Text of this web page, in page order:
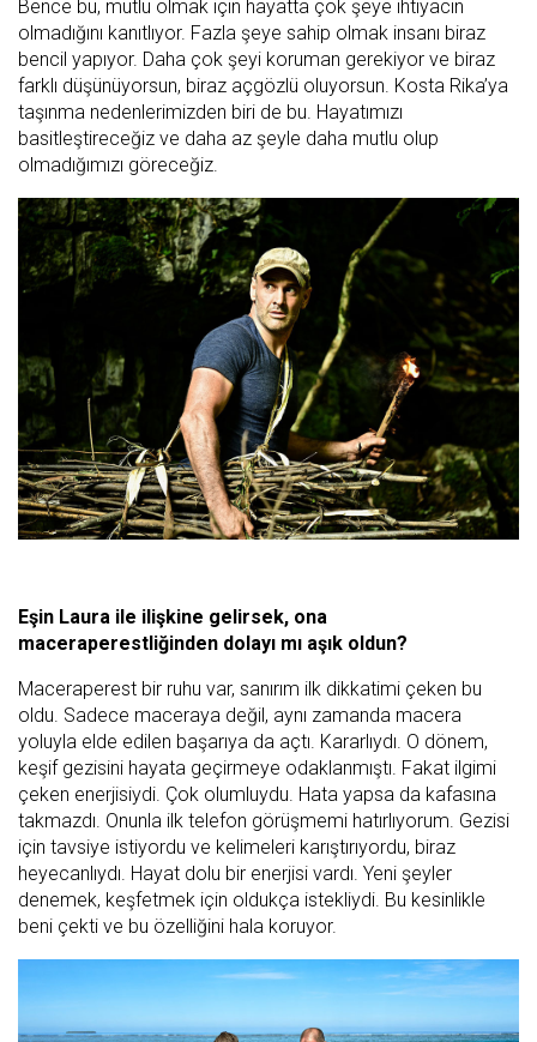
Bence bu, mutlu olmak için hayatta çok şeye ihtiyacın
olmadığını kanıtlıyor. Fazla şeye sahip olmak insanı biraz
bencil yapıyor. Daha çok şeyi koruman gerekiyor ve biraz
farklı düşünüyorsun, biraz açgözlü oluyorsun. Kosta Rika’ya
taşınma nedenlerimizden biri de bu. Hayatımızı
basitleştireceğiz ve daha az şeyle daha mutlu olup
olmadığımızı göreceğiz.
Eşin Laura ile ilişkine gelirsek, ona
maceraperestliğinden dolayı mı aşık oldun?
Maceraperest bir ruhu var, sanırım ilk dikkatimi çeken bu
oldu. Sadece maceraya değil, aynı zamanda macera
yoluyla elde edilen başarıya da açtı. Kararlıydı. O dönem,
keşif gezisini hayata geçirmeye odaklanmıştı. Fakat ilgimi
çeken enerjisiydi. Çok olumluydu. Hata yapsa da kafasına
takmazdı. Onunla ilk telefon görüşmemi hatırlıyorum. Gezisi
için tavsiye istiyordu ve kelimeleri karıştırıyordu, biraz
heyecanlıydı. Hayat dolu bir enerjisi vardı. Yeni şeyler
denemek, keşfetmek için oldukça istekliydi. Bu kesinlikle
beni çekti ve bu özelliğini hala koruyor.